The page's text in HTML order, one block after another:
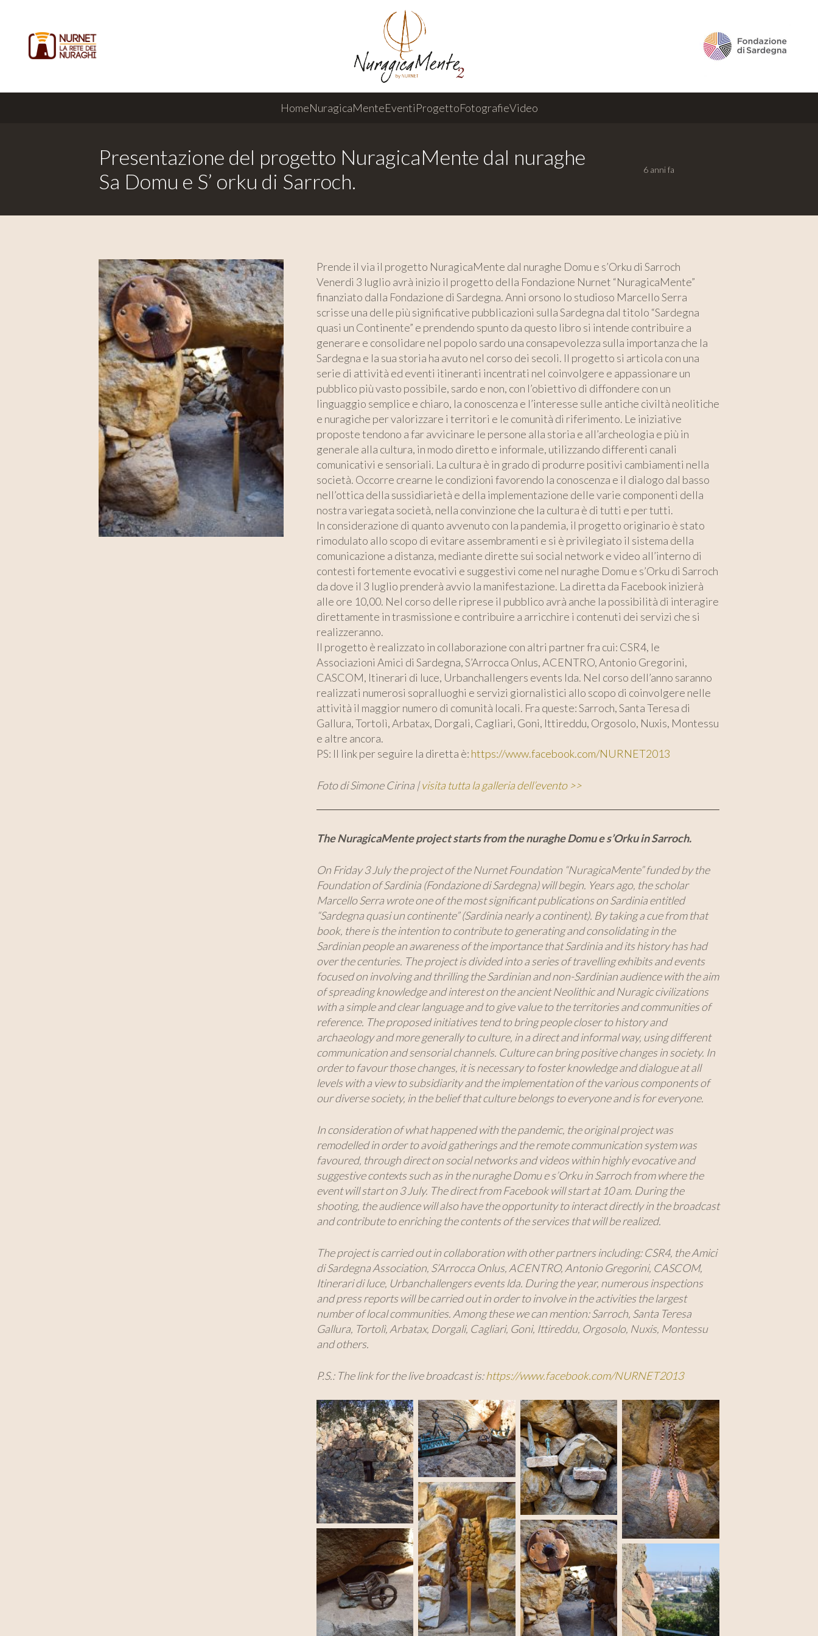
HomeNuragicaMenteEventiProgettoFotografieVideo
Presentazione del progetto NuragicaMente dal nuraghe
Sa Domu e S’ orku di Sarroch.
6 anni fa
Prende il via il progetto NuragicaMente dal nuraghe Domu e s’Orku di Sarroch
Venerdi 3 luglio avrà inizio il progetto della Fondazione Nurnet “NuragicaMente”
finanziato dalla Fondazione di Sardegna. Anni orsono lo studioso Marcello Serra
scrisse una delle più significative pubblicazioni sulla Sardegna dal titolo “Sardegna
quasi un Continente” e prendendo spunto da questo libro si intende contribuire a
generare e consolidare nel popolo sardo una consapevolezza sulla importanza che la
Sardegna e la sua storia ha avuto nel corso dei secoli. Il progetto si articola con una
serie di attività ed eventi itineranti incentrati nel coinvolgere e appassionare un
pubblico più vasto possibile, sardo e non, con l’obiettivo di diffondere con un
linguaggio semplice e chiaro, la conoscenza e l’interesse sulle antiche civiltà neolitiche
e nuragiche per valorizzare i territori e le comunità di riferimento. Le iniziative
proposte tendono a far avvicinare le persone alla storia e all’archeologia e più in
generale alla cultura, in modo diretto e informale, utilizzando differenti canali
comunicativi e sensoriali. La cultura è in grado di produrre positivi cambiamenti nella
società. Occorre crearne le condizioni favorendo la conoscenza e il dialogo dal basso
nell’ottica della sussidiarietà e della implementazione delle varie componenti della
nostra variegata società, nella convinzione che la cultura è di tutti e per tutti.
In considerazione di quanto avvenuto con la pandemia, il progetto originario è stato
rimodulato allo scopo di evitare assembramenti e si è privilegiato il sistema della
comunicazione a distanza, mediante dirette sui social network e video all’interno di
contesti fortemente evocativi e suggestivi come nel nuraghe Domu e s’Orku di Sarroch
da dove il 3 luglio prenderà avvio la manifestazione. La diretta da Facebook inizierà
alle ore 10,00. Nel corso delle riprese il pubblico avrà anche la possibilità di interagire
direttamente in trasmissione e contribuire a arricchire i contenuti dei servizi che si
realizzeranno.
Il progetto è realizzato in collaborazione con altri partner fra cui: CSR4, le
Associazioni Amici di Sardegna, S’Arrocca Onlus, ACENTRO, Antonio Gregorini,
CASCOM, Itinerari di luce, Urbanchallengers events lda. Nel corso dell’anno saranno
realizzati numerosi sopralluoghi e servizi giornalistici allo scopo di coinvolgere nelle
attività il maggior numero di comunità locali. Fra queste: Sarroch, Santa Teresa di
Gallura, Tortolì, Arbatax, Dorgali, Cagliari, Goni, Ittireddu, Orgosolo, Nuxis, Montessu
e altre ancora.
PS: Il link per seguire la diretta è: https://www.facebook.com/NURNET2013
Foto di Simone Cirina |visita tutta la galleria dell’evento >>
The NuragicaMente project starts from the nuraghe Domu e s’Orku in Sarroch.
On Friday 3 July the project of the Nurnet Foundation “NuragicaMente” funded by the
Foundation of Sardinia (Fondazione di Sardegna) will begin. Years ago, the scholar
Marcello Serra wrote one of the most significant publications on Sardinia entitled
“Sardegna quasi un continente” (Sardinia nearly a continent). By taking a cue from that
book, there is the intention to contribute to generating and consolidating in the
Sardinian people an awareness of the importance that Sardinia and its history has had
over the centuries. The project is divided into a series of travelling exhibits and events
focused on involving and thrilling the Sardinian and non-Sardinian audience with the aim
of spreading knowledge and interest on the ancient Neolithic and Nuragic civilizations
with a simple and clear language and to give value to the territories and communities of
reference. The proposed initiatives tend to bring people closer to history and
archaeology and more generally to culture, in a direct and informal way, using different
communication and sensorial channels. Culture can bring positive changes in society. In
order to favour those changes, it is necessary to foster knowledge and dialogue at all
levels with a view to subsidiarity and the implementation of the various components of
our diverse society, in the belief that culture belongs to everyone and is for everyone.
In consideration of what happened with the pandemic, the original project was
remodelled in order to avoid gatherings and the remote communication system was
favoured, through direct on social networks and videos within highly evocative and
suggestive contexts such as in the nuraghe Domu e s’Orku in Sarroch from where the
event will start on 3 July. The direct from Facebook will start at 10 am. During the
shooting, the audience will also have the opportunity to interact directly in the broadcast
and contribute to enriching the contents of the services that will be realized.
The project is carried out in collaboration with other partners including: CSR4, the Amici
di Sardegna Association, S’Arrocca Onlus, ACENTRO, Antonio Gregorini, CASCOM,
Itinerari di luce, Urbanchallengers events lda. During the year, numerous inspections
and press reports will be carried out in order to involve in the activities the largest
number of local communities. Among these we can mention: Sarroch, Santa Teresa
Gallura, Tortolì, Arbatax, Dorgali, Cagliari, Goni, Ittireddu, Orgosolo, Nuxis, Montessu
and others.
P.S.: The link for the live broadcast is:https://www.facebook.com/NURNET2013